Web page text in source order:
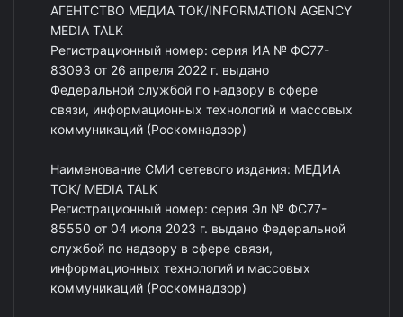
АГЕНТСТВО МЕДИА ТОК/INFORMATION AGENCY
MEDIA TALK
Регистрационный номер: серия ИА № ФС77-
83093 от 26 апреля 2022 г. выдано
Федеральной службой по надзору в сфере
связи, информационных технологий и массовых
коммуникаций (Роскомнадзор)
Наименование СМИ сетевого издания: МЕДИА
ТОК/ MEDIA TALK
Регистрационный номер: серия Эл № ФС77-
85550 от 04 июля 2023 г. выдано Федеральной
службой по надзору в сфере связи,
информационных технологий и массовых
коммуникаций (Роскомнадзор)